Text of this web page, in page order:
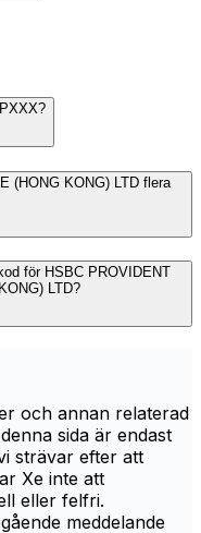
(HONG KONG) LTD flera
för HSBC PROVIDENT
LTD?
och annan relaterad
sida är endast
strävar efter att
Xe inte att
eller felfri.
meddelande